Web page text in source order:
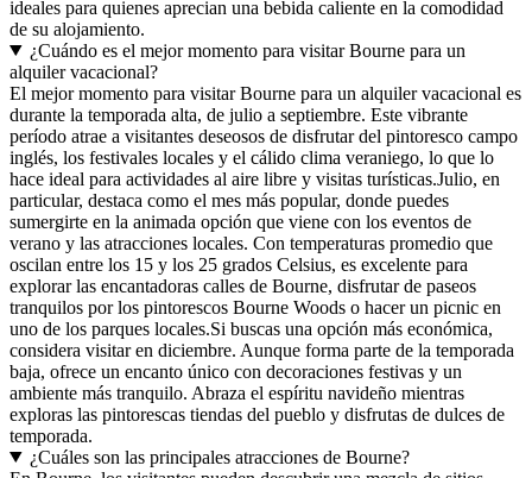
ideales para quienes aprecian una bebida caliente en la comodidad
de su alojamiento.
¿Cuándo es el mejor momento para visitar Bourne para un
alquiler vacacional?
El mejor momento para visitar Bourne para un alquiler vacacional es
durante la temporada alta, de julio a septiembre. Este vibrante
período atrae a visitantes deseosos de disfrutar del pintoresco campo
inglés, los festivales locales y el cálido clima veraniego, lo que lo
hace ideal para actividades al aire libre y visitas turísticas.Julio, en
particular, destaca como el mes más popular, donde puedes
sumergirte en la animada opción que viene con los eventos de
verano y las atracciones locales. Con temperaturas promedio que
oscilan entre los 15 y los 25 grados Celsius, es excelente para
explorar las encantadoras calles de Bourne, disfrutar de paseos
tranquilos por los pintorescos Bourne Woods o hacer un picnic en
uno de los parques locales.Si buscas una opción más económica,
considera visitar en diciembre. Aunque forma parte de la temporada
baja, ofrece un encanto único con decoraciones festivas y un
ambiente más tranquilo. Abraza el espíritu navideño mientras
exploras las pintorescas tiendas del pueblo y disfrutas de dulces de
temporada.
¿Cuáles son las principales atracciones de Bourne?